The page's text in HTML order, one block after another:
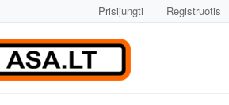
Prisijungti Registruotis